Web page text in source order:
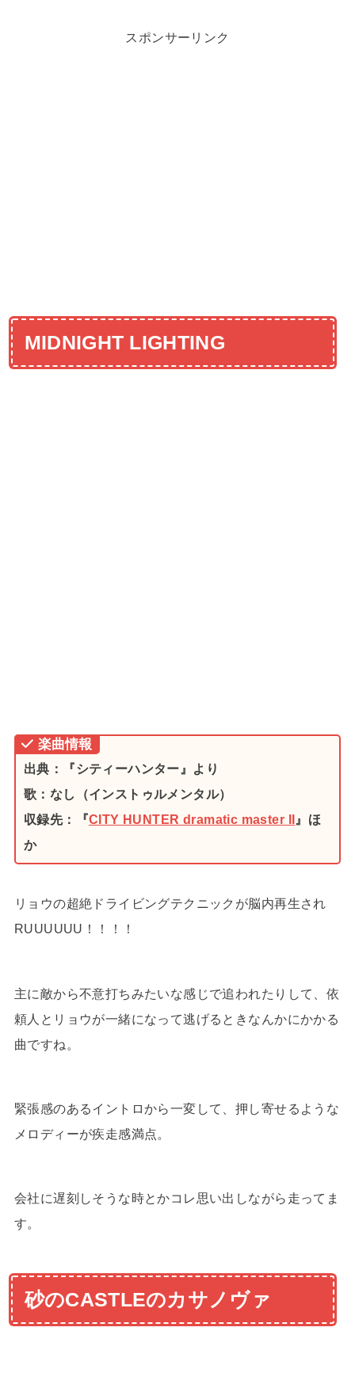
スポンサーリンク
MIDNIGHT LIGHTING
楽曲情報
出典：『シティーハンター』より
歌：なし（インストゥルメンタル）
収録先：『CITY HUNTER dramatic master II 』ほ
か
リョウの超絶ドライビングテクニックが脳内再生され
RUUUUUU！！！！
主に敵から不意打ちみたいな感じで追われたりして、依
頼人とリョウが一緒になって逃げるときなんかにかかる
曲ですね。
緊張感のあるイントロから一変して、押し寄せるような
メロディーが疾走感満点。
会社に遅刻しそうな時とかコレ思い出しながら走ってま
す。
砂のCASTLEのカサノヴァ